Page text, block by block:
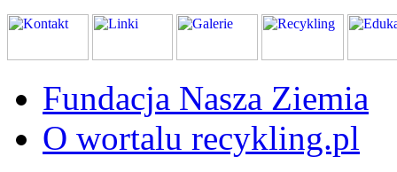
Fundacja Nasza Ziemia
O wortalu recykling.pl